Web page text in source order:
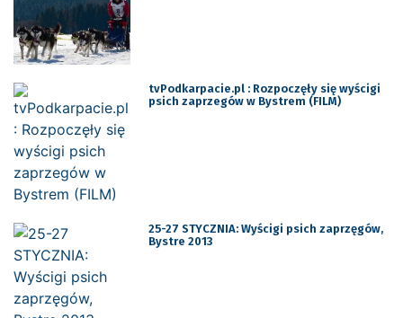
tvPodkarpacie.pl : Rozpoczęły się wyścigi
psich zaprzegów w Bystrem (FILM)
25-27 STYCZNIA: Wyścigi psich zaprzęgów,
Bystre 2013